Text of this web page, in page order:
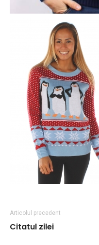
Articolul precedent
Citatul zilei